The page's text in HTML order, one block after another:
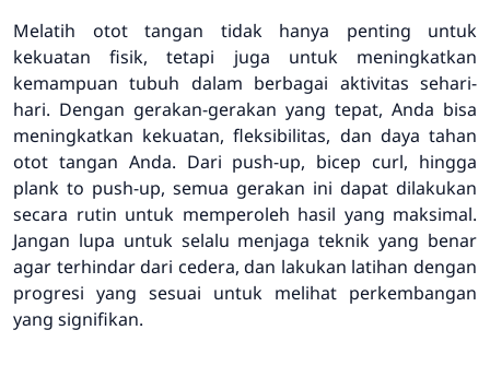
Melatih otot tangan tidak hanya penting untuk
kekuatan fisik, tetapi juga untuk meningkatkan
kemampuan tubuh dalam berbagai aktivitas sehari-
hari. Dengan gerakan-gerakan yang tepat, Anda bisa
meningkatkan kekuatan, fleksibilitas, dan daya tahan
otot tangan Anda. Dari push-up, bicep curl, hingga
plank to push-up, semua gerakan ini dapat dilakukan
secara rutin untuk memperoleh hasil yang maksimal.
Jangan lupa untuk selalu menjaga teknik yang benar
agar terhindar dari cedera, dan lakukan latihan dengan
progresi yang sesuai untuk melihat perkembangan
yang signifikan.